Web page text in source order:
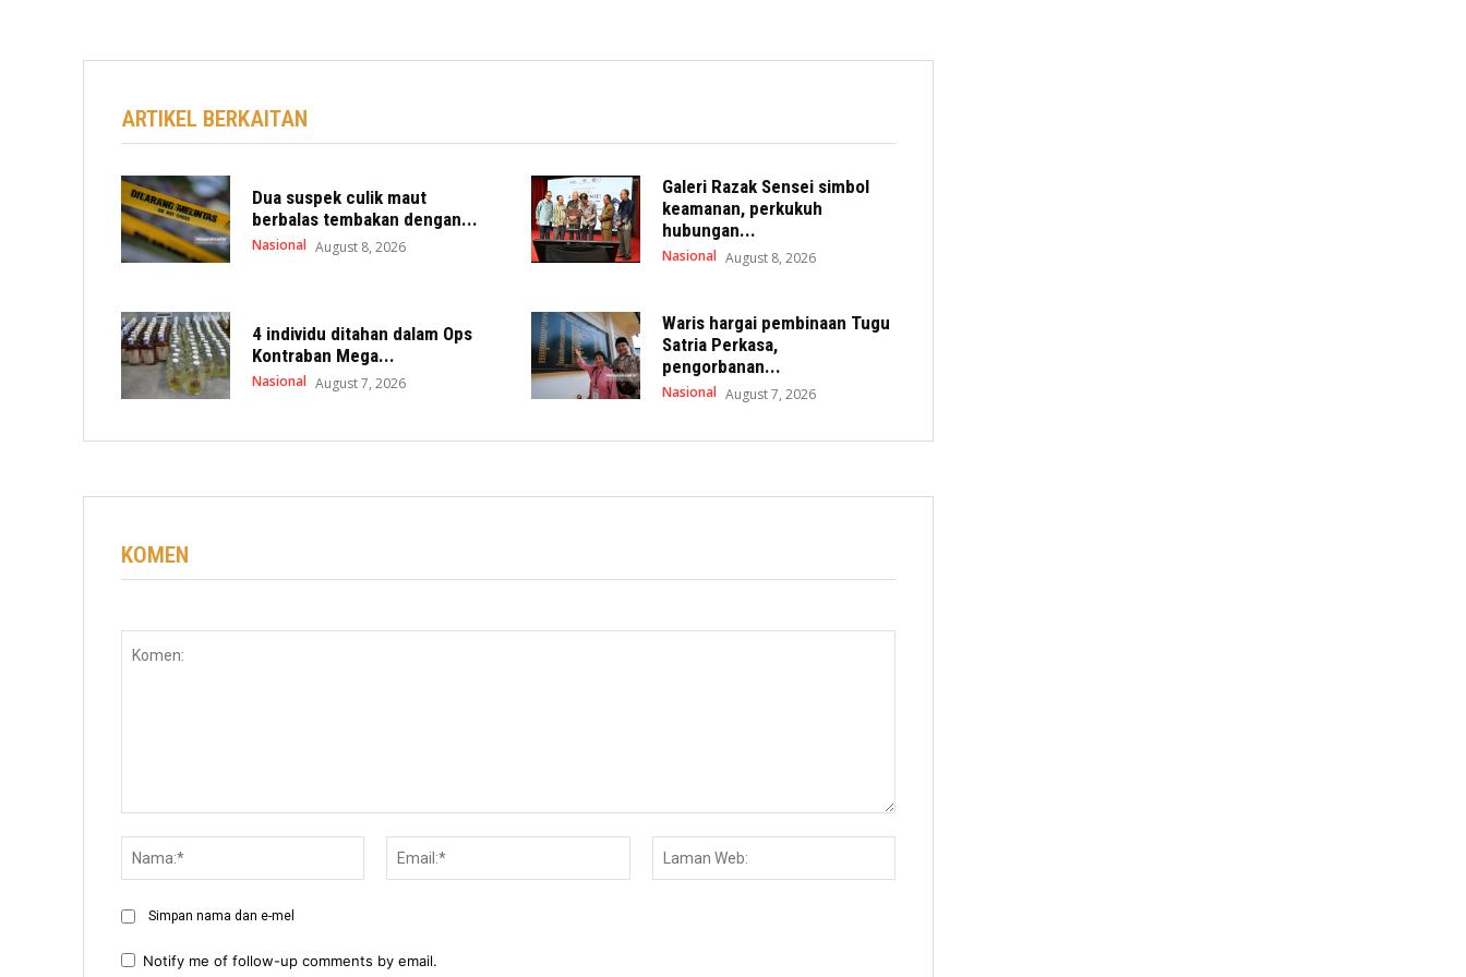
ARTIKEL BERKAITAN
Dua suspek culik maut
berbalas tembakan dengan...
Nasional August 8, 2026
Galeri Razak Sensei simbol
keamanan, perkukuh
hubungan...
Nasional August 8, 2026
4 individu ditahan dalam Ops
Kontraban Mega...
Nasional August 7, 2026
Waris hargai pembinaan Tugu
Satria Perkasa,
pengorbanan...
Nasional August 7, 2026
KOMEN
Simpan nama dan e-mel
Notify me of follow-up comments by email.